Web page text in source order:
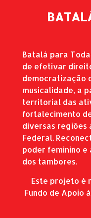
Batalá para
de efetivar
democratização
musicalidade, a
territorial das
fortalecimento
diversas regiões
Federal.
poder feminino e
dos tambores.
Este projeto é
Fundo de Apoio